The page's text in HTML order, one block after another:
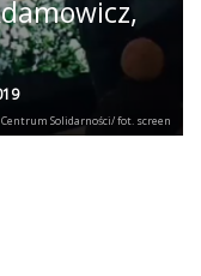
Solidarności/ fot. screen